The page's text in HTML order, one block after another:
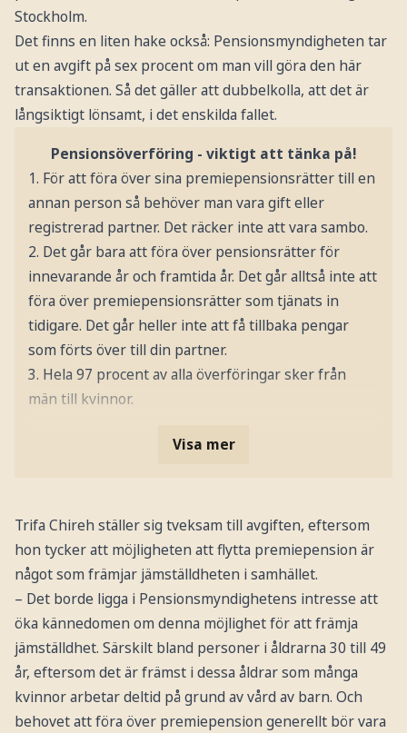
Stockholm.
Det finns en liten hake också: Pensionsmyndigheten tar
ut en avgift på sex procent om man vill göra den här
transaktionen. Så det gäller att dubbelkolla, att det är
långsiktigt lönsamt, i det enskilda fallet.
Pensionsöverföring - viktigt att tänka på!
1. För att föra över sina premiepensionsrätter till en
annan person så behöver man vara gift eller
registrerad partner. Det räcker inte att vara sambo.
2. Det går bara att föra över pensionsrätter för
innevarande år och framtida år. Det går alltså inte att
föra över premiepensionsrätter som tjänats in
tidigare. Det går heller inte att få tillbaka pengar
som förts över till din partner.
3. Hela 97 procent av alla överföringar sker från
män till kvinnor.
Visa mer
Trifa Chireh ställer sig tveksam till avgiften, eftersom
hon tycker att möjligheten att flytta premiepension är
något som främjar jämställdheten i samhället.
– Det borde ligga i Pensionsmyndighetens intresse att
öka kännedomen om denna möjlighet för att främja
jämställdhet. Särskilt bland personer i åldrarna 30 till 49
år, eftersom det är främst i dessa åldrar som många
kvinnor arbetar deltid på grund av vård av barn. Och
behovet att föra över premiepension generellt bör vara